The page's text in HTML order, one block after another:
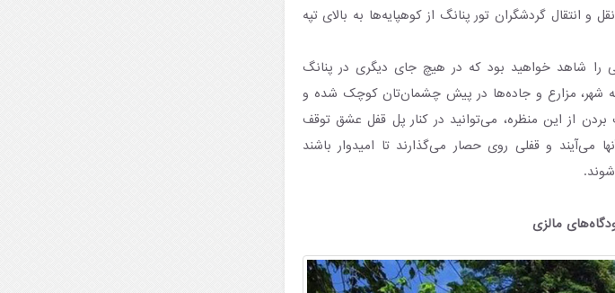
انتقال گردشگران تور پنانگ از کوهپایه‌ها به بالای تپه
را شاهد خواهید بود که در هیچ جای دیگری در پنانگ
شهر، مزارع و جاده‌ها در پیش چشمان‌تان کوچک شده و
از این منظره، می‌توانید در کنار پل قفل عشق توقف
می‌آیند و قفلی روی حصار می‌گذارند تا امیدوار باشند
مالزی